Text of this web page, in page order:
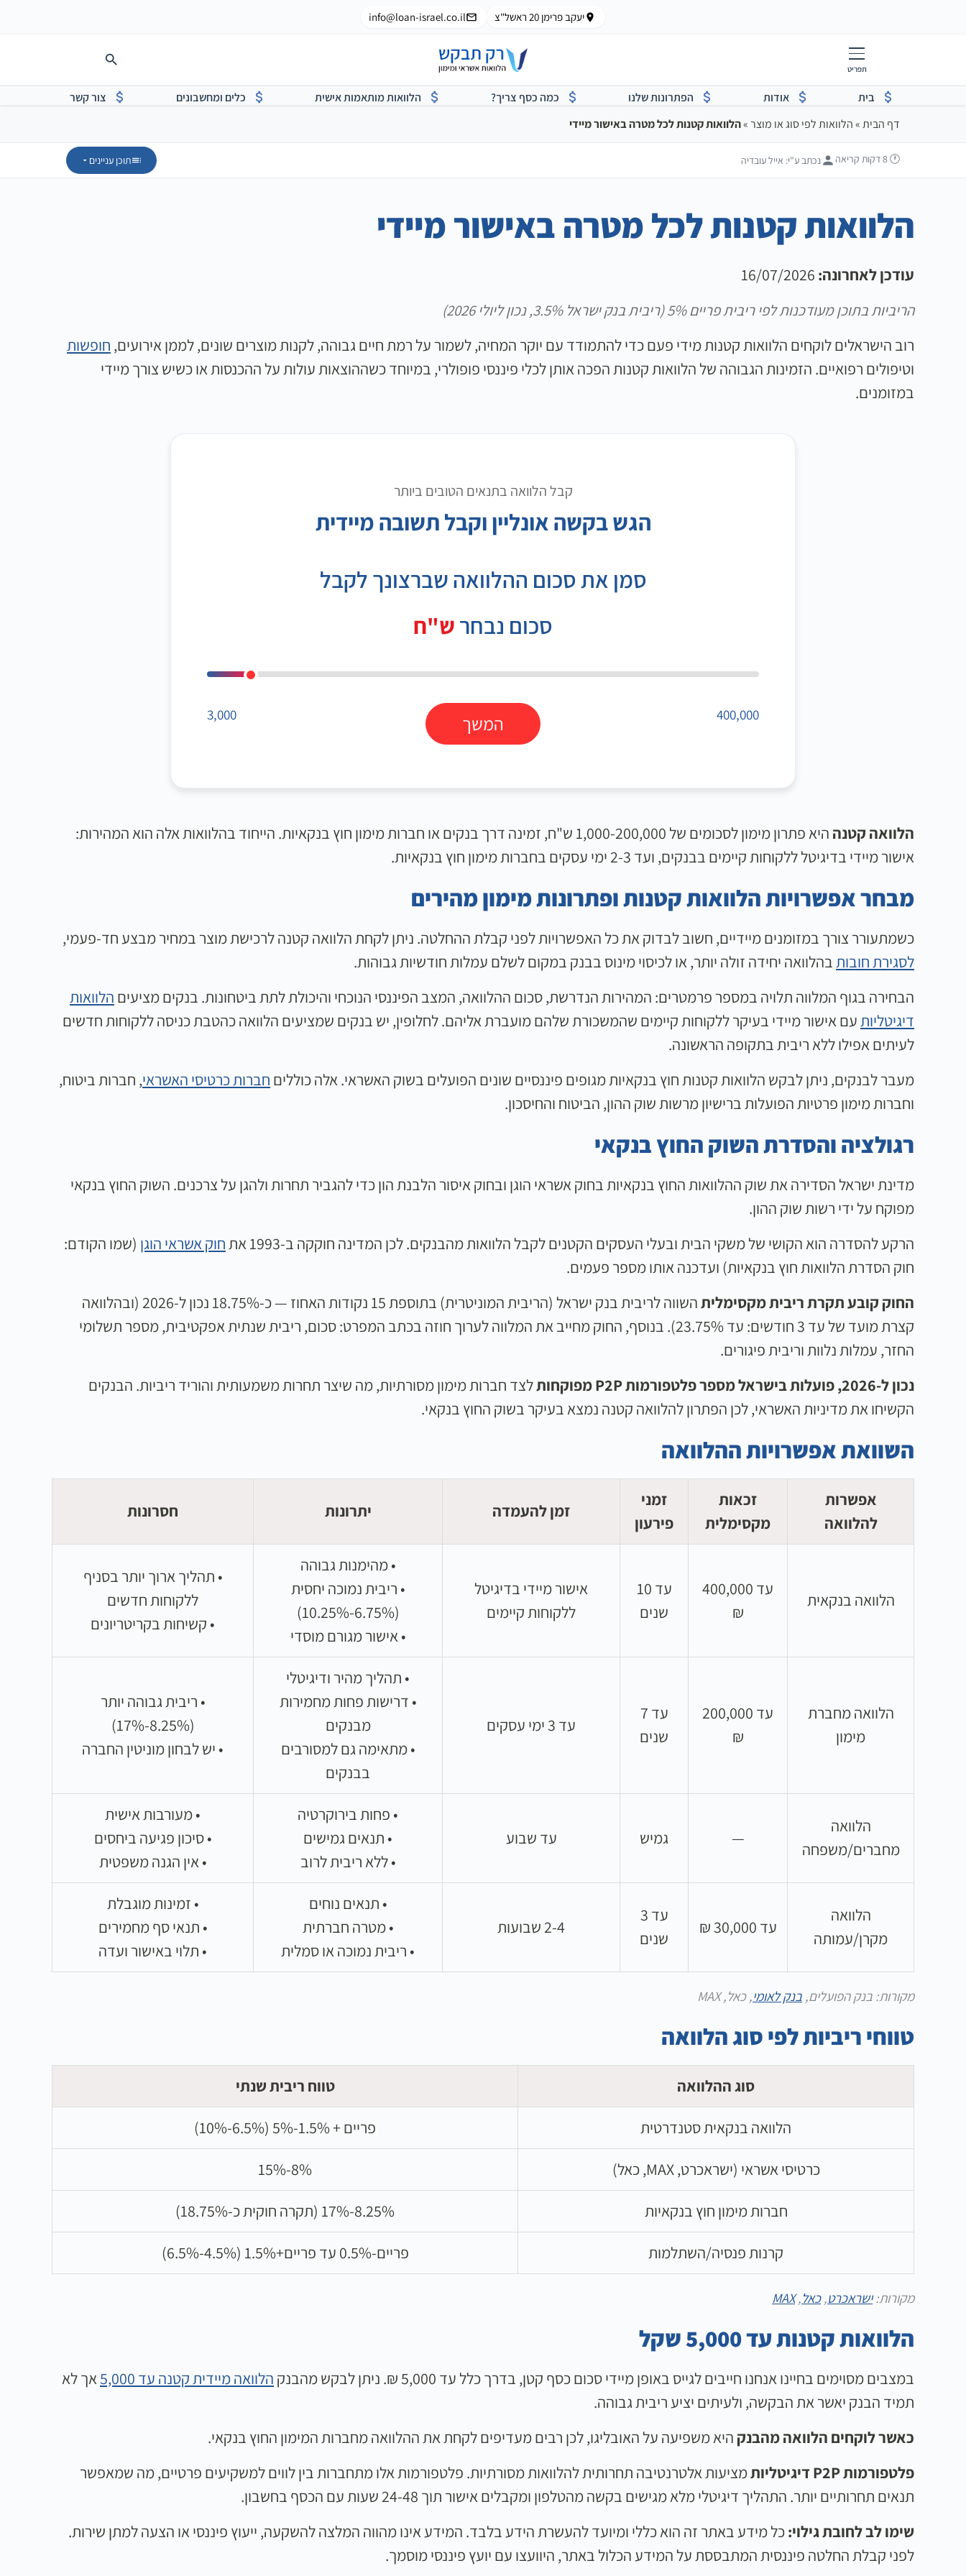
יעקב פרימן 20 ראשל"צ info@loan-israel.co.il
תפריט
בית אודות הפתרונות שלנו כמה כסף צריך? הלוואות מותאמות אישית כלים ומחשבונים
צור קשר
דף הבית»הלוואות לפי סוג או מוצר»הלוואות קטנות לכל מטרה באישור מיידי
🕐 8 דקות קריאה נכתב ע"י: אייל עובדיה תוכן עניינים
הלוואות קטנות לכל מטרה באישור מיידי
עודכן לאחרונה:
הריביות בתוכן מעודכנות לפי ריבית פריים 5% (ריבית בנק ישראל 3.5%, נכון ליולי 2026)
רוב הישראלים לוקחים הלוואות קטנות מידי פעם כדי להתמודד עם יוקר המחיה, לשמור על רמת חיים גבוהה, לקנות מוצרים שונים, לממן אירועים, חופשות
וטיפולים רפואיים. הזמינות הגבוהה של הלוואות קטנות הפכה אותן לכלי פיננסי פופולרי, במיוחד כשההוצאות עולות על ההכנסות או כשיש צורך מיידי
במזומנים.
קבל הלוואה בתנאים הטובים ביותר
הגש בקשה אונליין וקבל תשובה מיידית
סמן את סכום ההלוואה שברצונך לקבל
סכום נבחרש"ח
3,000 400,000 המשך
הלוואה קטנה
היא פתרון מימון לסכומים של 1,000-200,000 ש"ח, זמינה דרך בנקים או חברות מימון חוץ בנקאיות. הייחוד בהלוואות אלה הוא המהירות:
אישור מיידי בדיגיטל ללקוחות קיימים בבנקים, ועד 2-3 ימי עסקים בחברות מימון חוץ בנקאיות.
מבחר אפשרויות הלוואות קטנות ופתרונות מימון מהירים
כשמתעורר צורך במזומנים מיידיים, חשוב לבדוק את כל האפשרויות לפני קבלת ההחלטה. ניתן לקחת הלוואה קטנה לרכישת מוצר במחיר מבצע חד-פעמי,
לסגירת חובותבהלוואה יחידה זולה יותר, או לכיסוי מינוס בבנק במקום לשלם עמלות חודשיות גבוהות.
הבחירה בגוף המלווה תלויה במספר פרמטרים: המהירות הנדרשת, סכום ההלוואה, המצב הפיננסי הנוכחי והיכולת לתת ביטחונות. בנקים מציעים הלוואות
דיגיטליותעם אישור מיידי בעיקר ללקוחות קיימים שהמשכורת שלהם מועברת אליהם. לחלופין, יש בנקים שמציעים הלוואה כהטבת כניסה ללקוחות חדשים
לעיתים אפילו ללא ריבית בתקופה הראשונה.
מעבר לבנקים, ניתן לבקש הלוואות קטנות חוץ בנקאיות מגופים פיננסיים שונים הפועלים בשוק האשראי. אלה כוללים חברות כרטיסי האשראי, חברות ביטוח,
וחברות מימון פרטיות הפועלות ברישיון מרשות שוק ההון, הביטוח והחיסכון.
רגולציה והסדרת השוק החוץ בנקאי
מדינת ישראל הסדירה את שוק ההלוואות החוץ בנקאיות בחוק אשראי הוגן ובחוק איסור הלבנת הון כדי להגביר תחרות ולהגן על צרכנים. השוק החוץ בנקאי
מפוקח על ידי רשות שוק ההון.
הרקע להסדרה הוא הקושי של משקי הבית ובעלי העסקים הקטנים לקבל הלוואות מהבנקים. לכן המדינה חוקקה ב-1993 את
חוק אשראי הוגן (שמו הקודם:
חוק הסדרת הלוואות חוץ בנקאיות) ועדכנה אותו מספר פעמים.
החוק קובע תקרת ריבית מקסימלית
השווה לריבית בנק ישראל (הריבית המוניטרית) בתוספת 15 נקודות האחוז — כ-18.75% נכון ל-2026 (ובהלוואה
קצרת מועד של עד 3 חודשים: עד 23.75%). בנוסף, החוק מחייב את המלווה לערוך חוזה בכתב המפרט: סכום, ריבית שנתית אפקטיבית, מספר תשלומי
החזר, עמלות נלוות וריבית פיגורים.
נכון ל-2026, פועלות בישראל מספר פלטפורמות P2P מפוקחות
לצד חברות מימון מסורתיות, מה שיצר תחרות משמעותית והוריד ריביות. הבנקים
הקשיחו את מדיניות האשראי, לכן הפתרון להלוואה קטנה נמצא בעיקר בשוק החוץ בנקאי.
השוואת אפשרויות ההלוואה
אפשרות
להלוואה
זכאות
מקסימלית
זמני
פירעון
זמן להעמדה יתרונות חסרונות
הלוואה בנקאית
עד 400,000
₪
עד 10
שנים
אישור מיידי בדיגיטל
ללקוחות קיימים
• מהימנות גבוהה
• ריבית נמוכה יחסית
(6.75%-10.25%)
• אישור מגורם מוסדי
• תהליך ארוך יותר בסניף
ללקוחות חדשים
• קשיחות בקריטריונים
הלוואה מחברת
מימון
עד 200,000
₪
עד 7
שנים
עד 3 ימי עסקים
• תהליך מהיר ודיגיטלי
• דרישות פחות מחמירות
מבנקים
• מתאימה גם למסורבים
בבנקים
• ריבית גבוהה יותר
(8.25%-17%)
• יש לבחון מוניטין החברה
הלוואה
מחברים/משפחה
— גמיש עד שבוע
• פחות בירוקרטיה
• תנאים גמישים
• ללא ריבית לרוב
• מעורבות אישית
• סיכון פגיעה ביחסים
• אין הגנה משפטית
הלוואה
מקרן/עמותה
עד 30,000 ₪
עד 3
שנים
2-4 שבועות
• תנאים נוחים
• מטרה חברתית
• ריבית נמוכה או סמלית
• זמינות מוגבלת
• תנאי סף מחמירים
• תלוי באישור ועדה
מקורות: בנק הפועלים, בנק לאומי, כאל, MAX
טווחי ריביות לפי סוג הלוואה
סוג ההלוואה טווח ריבית שנתי
הלוואה בנקאית סטנדרטית פריים + 1.5%-5% (6.5%-10%)
כרטיסי אשראי (ישראכרט, MAX, כאל) 8%-15%
חברות מימון חוץ בנקאיות 8.25%-17% (תקרה חוקית כ-18.75%)
קרנות פנסיה/השתלמות פריים-0.5% עד פריים+1.5% (4.5%-6.5%)
מקורות:ישראכרט,כאל,
MAX
הלוואות קטנות עד 5,000 שקל
במצבים מסוימים בחיינו אנחנו חייבים לגייס באופן מיידי סכום כסף קטן, בדרך כלל עד 5,000 ₪. ניתן לבקש מהבנק הלוואה מיידית קטנה עד 5,000
אך לא
תמיד הבנק יאשר את הבקשה, ולעיתים יציע ריבית גבוהה.
כאשר לוקחים הלוואה מהבנק היא משפיעה על האובליגו, לכן רבים מעדיפים לקחת את ההלוואה מחברות המימון החוץ בנקאי.
פלטפורמות P2P דיגיטליות
מציעות אלטרנטיבה תחרותית להלוואות מסורתיות. פלטפורמות אלו מתחברות בין לווים למשקיעים פרטיים, מה שמאפשר
תנאים תחרותיים יותר. התהליך דיגיטלי מלא מגישים בקשה מהטלפון ומקבלים אישור תוך 24-48 שעות עם הכסף בחשבון.
שימו לב לחובת גילוי:כל מידע באתר זה הוא כללי ומיועד להעשרת הידע בלבד. המידע אינו מהווה המלצה להשקעה, ייעוץ פיננסי או הצעה למתן שירות.
לפני קבלת החלטה פיננסית המתבססת על המידע הכלול באתר, היוועצו עם יועץ פיננסי מוסמך.